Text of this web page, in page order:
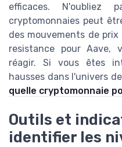
efficaces.
cryptomonnaies peut
des mouvements de
resistance pour Aave,
réagir. Si vous êtes
hausses dans l'univers
quelle cryptomonnaie
Outils et
identifier les